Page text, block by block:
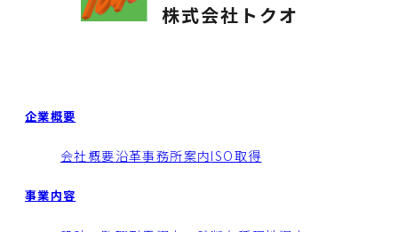
株式会社トクオ
企業概要
会社概要沿革事務所案内ISO取得
事業内容